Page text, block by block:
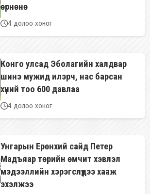
өрнөнө
4 долоо хоног
Конго улсад Эболагийн халдвар
шинэ мужид илэрч, нас барсан
хүний тоо 600 давлаа
4 долоо хоног
Унгарын Ерөнхий сайд Петер
Мадъяар төрийн өмчит хэвлэл
мэдээллийн хэрэгслүүдээ хааж
эхэлжээ